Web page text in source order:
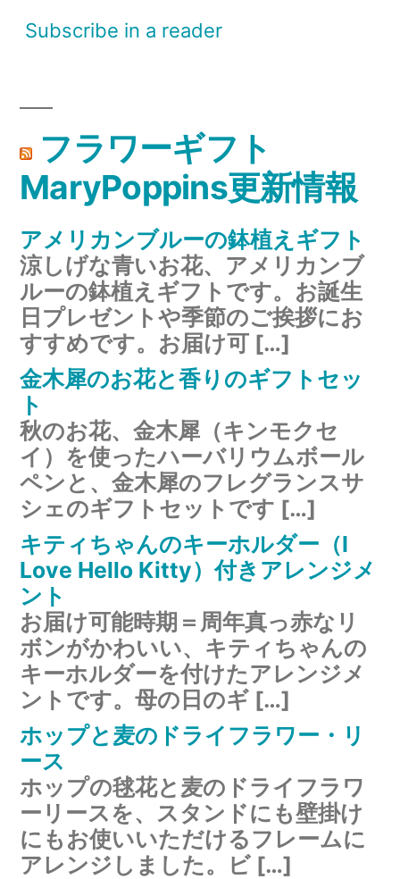
Subscribe in a reader
フラワーギフト
MaryPoppins更新情報
アメリカンブルーの鉢植えギフト
涼しげな青いお花、アメリカンブ
ルーの鉢植えギフトです。お誕生
日プレゼントや季節のご挨拶にお
すすめです。お届け可 […]
金木犀のお花と香りのギフトセッ
ト
秋のお花、金木犀（キンモクセ
イ）を使ったハーバリウムボール
ペンと、金木犀のフレグランスサ
シェのギフトセットです […]
キティちゃんのキーホルダー（I
Love Hello Kitty）付きアレンジメ
ント
お届け可能時期＝周年真っ赤なリ
ボンがかわいい、キティちゃんの
キーホルダーを付けたアレンジメ
ントです。母の日のギ […]
ホップと麦のドライフラワー・リ
ース
ホップの毬花と麦のドライフラワ
ーリースを、スタンドにも壁掛け
にもお使いいただけるフレームに
アレンジしました。ビ […]